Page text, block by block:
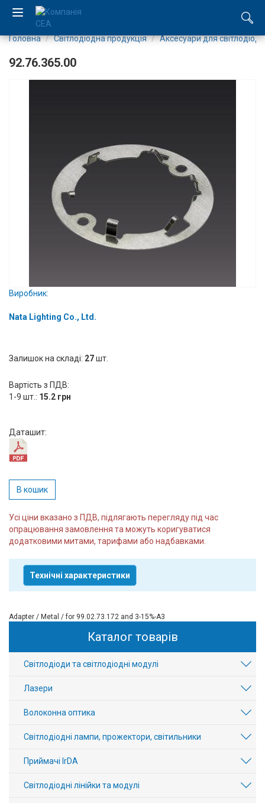
Виробництво
Послуги
Новини
авторизація
Виробники
Контакти
Доставка
Підтримка
Головна Світлодіодна продукція Аксесуари для
92.76.365.00
Виробник:
Nata Lighting Co., Ltd.
Залишок на складі: 27шт.
Вартість з ПДВ:
1-9 шт.: 15.2 грн
Даташит:
В кошик
Усі ціни вказано з ПДВ, підлягають перегляду під час
опрацювання замовлення та можуть коригуватися
додатковими митами, тарифами або надбавками.
Технічні характеристики
Adapter / Metal / for 99.02.73.172 and 3-15%-A3
Каталог товарів
Світлодіоди та світлодіодні модулі
Лазери
Волоконна оптика
Світлодіодні лампи, прожектори, світильники
Приймачі IrDA
Світлодіодні лінійки та модулі